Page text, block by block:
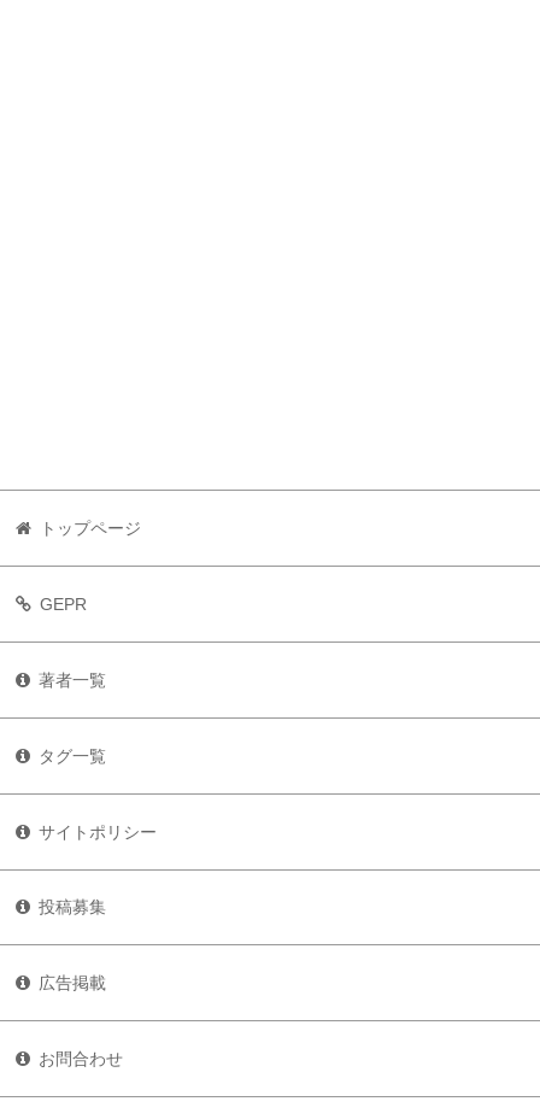
トップページ
GEPR
著者一覧
タグ一覧
サイトポリシー
投稿募集
広告掲載
お問合わせ